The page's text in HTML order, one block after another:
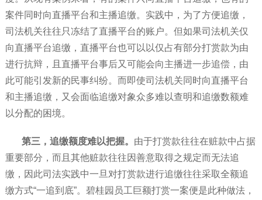
案件同时向直播平台和主播追缴。实践中，为了方便追缴，
司法机关往往只冻结了直播平台的账户。但如果司法机关仅
向直播平台追缴，直播平台也可以以仅占有部分打赏款为由
进行抗辩，且直播平台事后又可能会向主播进一步追偿，由
此可能引发新的民事纠纷。而即使司法机关同时向直播平台
和主播追缴，又会面临追缴对象众多难以查明和追缴数额难
以分配的困境。
第三，追缴额度难以把握。 由于打赏款往往在赃款中占据
重要部分，而且其他赃款往往因善意取得之规定而无法追
缴，因此司法实践中一旦对打赏款进行追缴往往采取全额追
缴方式“一追到底”。碧桂园员工巨额打赏一案便是此种做法，